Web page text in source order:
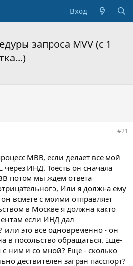
Вход
запроса MVV (с 1
#21
МВВ, если делает все мой
через ИНД. Тоесть он сначала
потом мы ждем ответа
Или я должна ему
всмете с моими отправляет
в Москве я должна както
если ИНД дал
или это все одновременно - он
в посольство обращаться. Еще-
с ним и со мной? Еще - сколько
дествителен загран пасспорт?